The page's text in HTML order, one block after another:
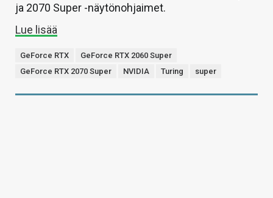
ja 2070 Super -näytönohjaimet.
Lue lisää
GeForce RTX
GeForce RTX 2060 Super
GeForce RTX 2070 Super
NVIDIA Turing super